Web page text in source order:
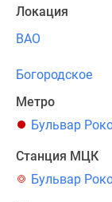
Локация
ВАО
Богородское
Метро
Бульвар
Станция МЦК
Бульвар